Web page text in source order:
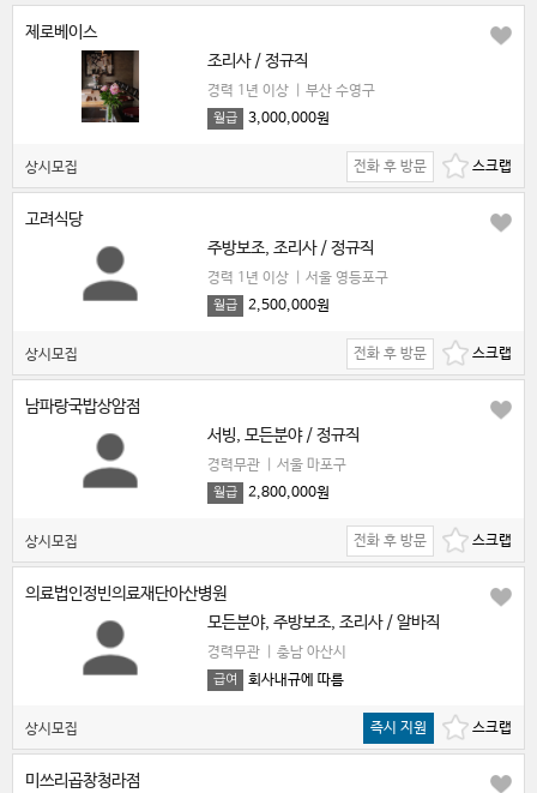
제로베이스
조리사 / 정규직
경력 1년 이상 부산 수영구
월급 3,000,000원
상시모집 전화 후 방문
고려식당
주방보조, 조리사 / 정규직
경력 1년 이상 서울 영등포구
월급 2,500,000원
상시모집 전화 후 방문
남파랑국밥상암점
서빙, 모든분야 / 정규직
경력무관 서울 마포구
월급 2,800,000원
상시모집 전화 후 방문
의료법인정빈의료재단아산병원
모든분야, 주방보조, 조리사 / 알바직
경력무관 충남 아산시
급여 회사내규에 따름
상시모집 즉시 지원
미쓰리곱창청라점